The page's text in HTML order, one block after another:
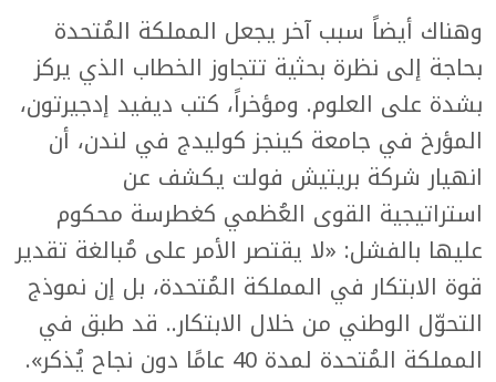
وهناك أيضاً سبب آخر يجعل المملكة المُتحدة
بحاجة إلى نظرة بحثية تتجاوز الخطاب الذي يركز
بشدة على العلوم. ومؤخراً، كتب ديفيد إدجيرتون،
المؤرخ في جامعة كينجز كوليدج في لندن، أن
انهيار شركة بريتيش فولت يكشف عن
استراتيجية القوى العُظمي كغطرسة محكوم
عليها بالفشل: «لا يقتصر الأمر على مُبالغة تقدير
قوة الابتكار في المملكة المُتحدة، بل إن نموذج
التحوّل الوطني من خلال الابتكار.. قد طبق في
المملكة المُتحدة لمدة 40 عامًا دون نجاح يُذكر».